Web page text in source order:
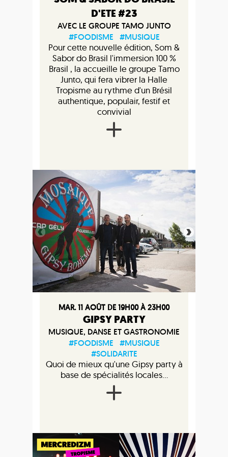
D'ETE #23
AVEC LE GROUPE TAMO JUNTO
#FOODISME
#MUSIQUE
Pour cette nouvelle édition, Som &
Sabor do Brasil l'immersion 100 %
Brasil , la accueille le groupe Tamo
Junto, qui fera vibrer la Halle
Tropisme au rythme d'un Brésil
authentique, populair, festif et
convivial
MAR. 11 AOÛT DE 19H00 À 23H00
GIPSY PARTY
MUSIQUE, DANSE ET GASTRONOMIE
#FOODISME
#MUSIQUE
#SOLIDARITE
Quoi de mieux qu'une Gipsy party à
base de spécialités locales...